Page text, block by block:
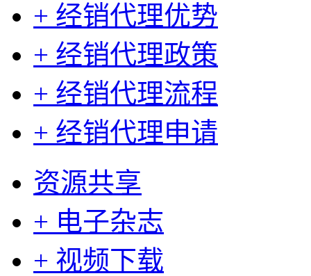
+ 经销代理优势
+ 经销代理政策
+ 经销代理流程
+ 经销代理申请
资源共享
+ 电子杂志
+ 视频下载